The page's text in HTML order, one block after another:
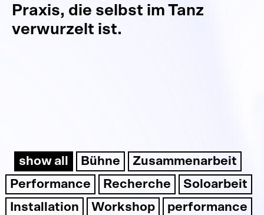
Praxis, die selbst im Tanz
verwurzelt ist.
show all Bühne
Zusammenarbeit
Performance
Recherche
Soloarbeit
Installation
Workshop performance